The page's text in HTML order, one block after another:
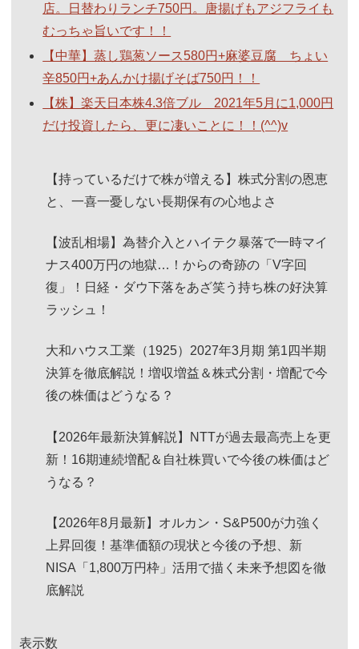
店。日替わりランチ750円。唐揚げもアジフライも
むっちゃ旨いです！！
【中華】蒸し鶏葱ソース580円+麻婆豆腐 ちょい
辛850円+あんかけ揚げそば750円！！
【株】楽天日本株4.3倍ブル 2021年5月に1,000円
だけ投資したら、更に凄いことに！！(^^)v
【持っているだけで株が増える】株式分割の恩恵
と、一喜一憂しない長期保有の心地よさ
【波乱相場】為替介入とハイテク暴落で一時マイ
ナス400万円の地獄…！からの奇跡の「V字回
復」！日経・ダウ下落をあざ笑う持ち株の好決算
ラッシュ！
大和ハウス工業（1925）2027年3月期 第1四半期
決算を徹底解説！増収増益＆株式分割・増配で今
後の株価はどうなる？
【2026年最新決算解説】NTTが過去最高売上を更
新！16期連続増配＆自社株買いで今後の株価はど
うなる？
【2026年8月最新】オルカン・S&P500が力強く
上昇回復！基準価額の現状と今後の予想、新
NISA「1,800万円枠」活用で描く未来予想図を徹
底解説
表示数